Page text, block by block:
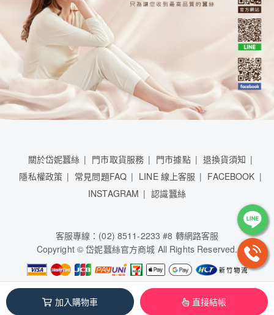
加入購物車 直接結帳
關於岱妮蠶絲 門市取貨服務 門市據點
退換貨須知
隱私權政策
常見問題FAQ LINE 線上客服
FACEBOOK
INSTAGRAM
認識蠶絲
客服專線：(02) 8511-2233 #8 轉網路客服
Copyright © 岱妮蠶絲官方商城 All Rights Reserved.
岱妮蠶絲股份有限公司 / 84950481
本系統由 1shop一頁購物 維護